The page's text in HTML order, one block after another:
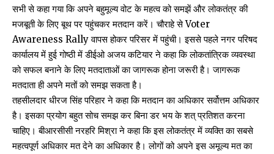
सभी से कहा गया कि अपने बहुमूल्य वोट के महत्व को समझें और लोकतंत्र की
मजबूती के लिए बूथ पर पहुंचकर मतदान करें। चौराहे से Voter
Awareness Rally वापस होकर परिसर में पहुंची। इससे पहले नगर परिषद
कार्यालय में हुई गोष्ठी में डीईओ अजय कटियार ने कहा कि लोकतांत्रिक व्यवस्था
को सफल बनाने के लिए मतदाताओं का जागरूक होना जरूरी है। जागरूक
मतदाता ही अपने मतों को समझ सकता है।
तहसीलदार धीरज सिंह परिहार ने कहा कि मतदान का अधिकार सर्वोत्तम अधिकार
है। इसका प्रयोग बहुत सोच समझ कर बिना डर भय के शत् प्रतिशत करना
चाहिए। बीआरसीसी नरहरि मिश्रा ने कहा कि इस लोकतंत्र में व्यक्ति का सबसे
महत्वपूर्ण अधिकार मत देने का अधिकार है। लोगों को अपने इस अमूल्य मत का